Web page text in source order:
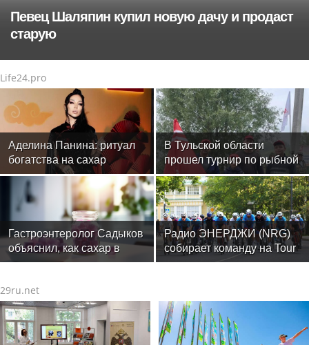
Певец Шаляпин купил новую дачу и продаст
старую
Life24.pro
Аделина Панина: ритуал
богатства на сахар
В Тульской области
прошел турнир по рыбной
ловле среди команд
железнодорожников
Гастроэнтеролог Садыков
объяснил, как сахар в
рационе ускоряет
Радио ЭНЕРДЖИ (NRG)
собирает команду на Tour
de Russie в Петербурге
29ru.net